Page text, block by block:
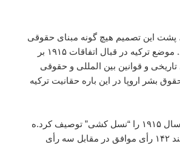
پشت این تصمیم هیچ گونه مبنای حقوقی
و واقعی وجود ندارد. موضع ترکیه در قبال اتفاقات ۱۹۱۵ بر
و قوانین بین المللی و حقوقی
بشر اروپا در این باره حقانیت ترکیه
پارلمان هلند وقایع سال ۱۹۱۵ را “نسل کشی” توصیف کرد.ه
است در پارلمان هلند ۱۴۲ رأی موافق در مقابل سه رأی